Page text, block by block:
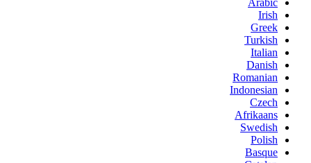
Arabic
Irish
Greek
Turkish
Italian
Danish
Romanian
Indonesian
Czech
Afrikaans
Swedish
Polish
Basque